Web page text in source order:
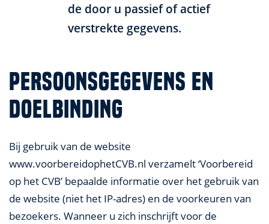
de door u passief of actief
verstrekte gegevens.
PERSOONSGEGEVENS EN
DOELBINDING
Bij gebruik van de website
www.voorbereidophetCVB.nl verzamelt ‘Voorbereid
op het CVB’ bepaalde informatie over het gebruik van
de website (niet het IP-adres) en de voorkeuren van
bezoekers. Wanneer u zich inschrijft voor de